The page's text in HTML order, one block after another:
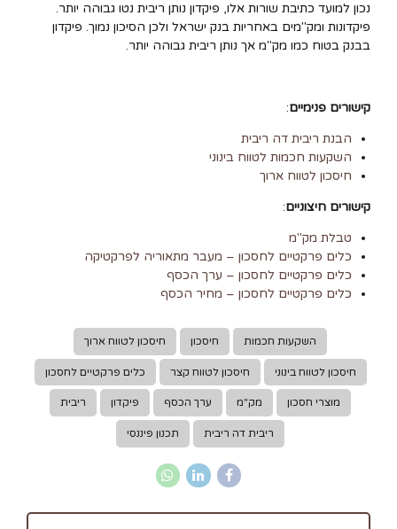
נכון למועד כתיבת שורות אלו, פיקדון נותן ריבית נטו גבוהה יותר.
פיקדונות ומק"מים באחריות בנק ישראל ולכן הסיכון נמוך. פיקדון
בבנק בטוח כמו מק"מ אך נותן ריבית גבוהה יותר.
קישורים פנימיים:
הבנת ריבית דה ריבית
השקעות חכמות לטווח בינוני
חיסכון לטווח ארוך
קישורים חיצוניים:
טבלת מק"מ
כלים פרקטיים לחסכון – מעבר מתאוריה לפרקטיקה
כלים פרקטיים לחסכון – ערך הכסף
כלים פרקטיים לחסכון – מחיר הכסף
השקעות חכמות חיסכון חיסכון לטווח ארוך
חיסכון לטווח בינוני חיסכון לטווח קצר כלים פרקטיים לחסכון
מוצרי חסכון מק"מ ערך הכסף פיקדון ריבית
ריבית דה ריבית תכנון פיננסי